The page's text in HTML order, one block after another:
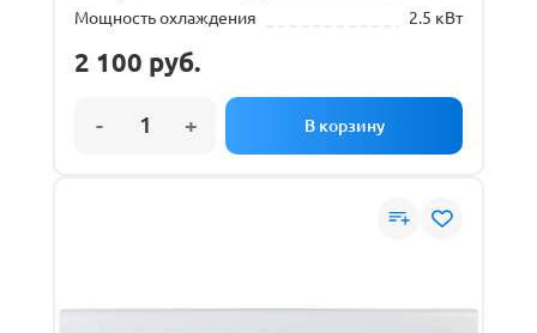
Мощность охлаждения
2.5 кВт
2 100 руб.